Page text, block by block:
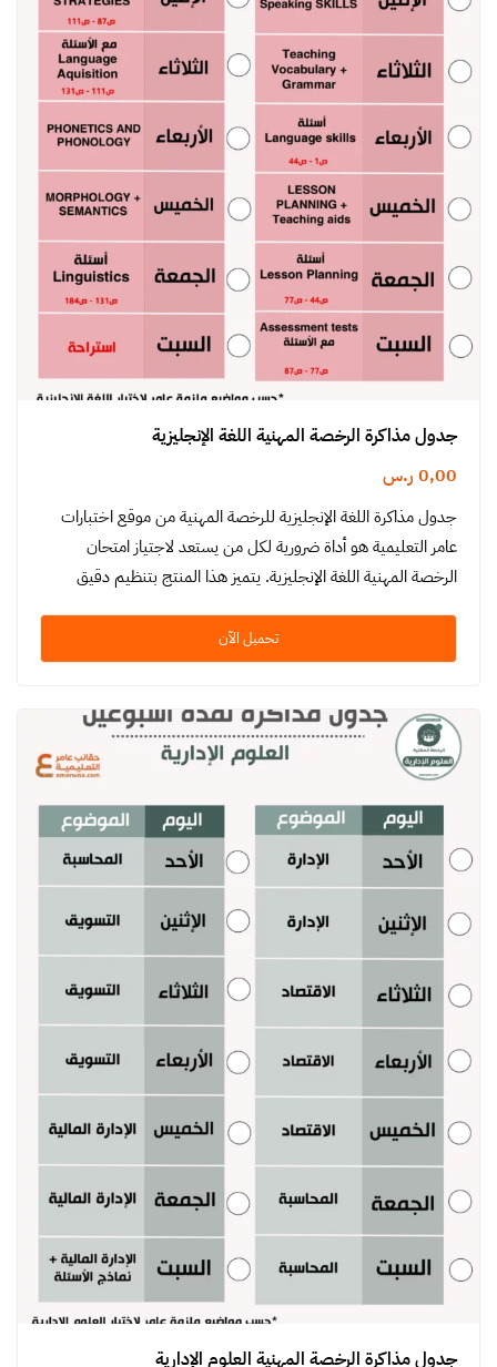
جدول مذاكرة الرخصة المهنية اللغة الإنجليزية
0,00 ر.س
جدول مذاكرة اللغة الإنجليزية للرخصة المهنية من موقع اختبارات
عامر التعليمية هو أداة ضرورية لكل من يستعد لاجتياز امتحان
الرخصة المهنية اللغة الإنجليزية. يتميز هذا المنتج بتنظيم دقيق
تحميل الآن
جدول مذاكرة الرخصة المهنية العلوم الإدارية